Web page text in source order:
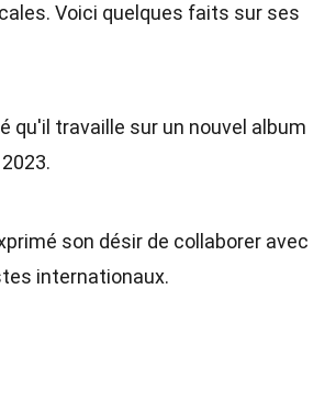
Voici quelques faits sur ses
qu'il travaille sur un nouvel album
son désir de collaborer avec
internationaux.